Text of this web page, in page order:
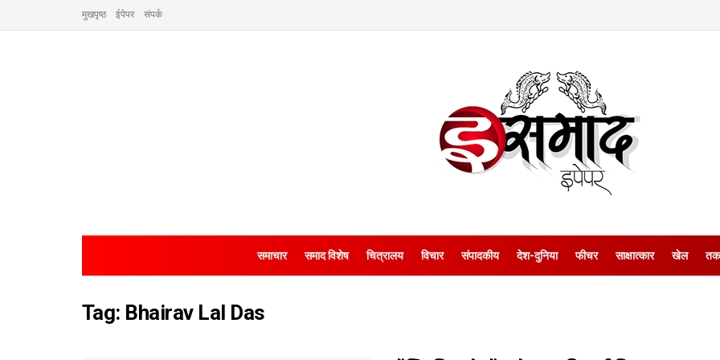
मुखपृष्ठ ईपेपर संपर्क
समाचार समाद विशेष चित्रालय विचार संपादकीय देश-दुनिया फीचर साक्षात्‍कार खेल
Tag: Bhairav Lal Das